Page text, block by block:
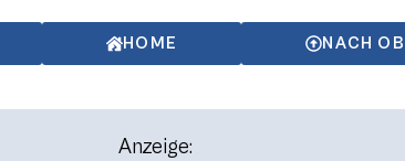
HOME NACH
Anzeige: